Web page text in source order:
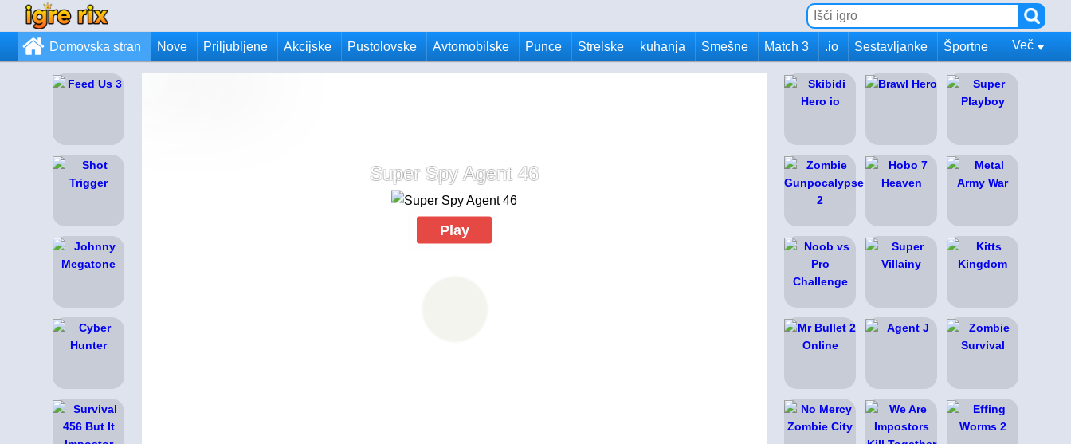
Domovska stran Nove Priljubljene Akcijske Pustolovske Avtomobilske Punce Strelske kuhanja Smešne Match 3 .io Sestavljanke Športne Več
Super Spy Agent 46
Play